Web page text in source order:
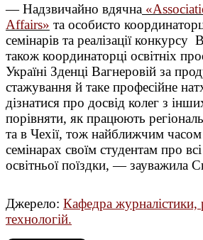
— Надзвичайно вдячна
Affairs» та особисто
семінарів та реалізації
також координаторці освітніх
Україні Зденці Вагнеровій за
стажування й таке професійне
дізнатися про досвід колег з
порівняти, як працюють
та в Чехії, тож найближчим
семінарах своїм студентам про
освітньої поїздки, — зауважила
Джерело: Кафедра журналістики,
технологій.